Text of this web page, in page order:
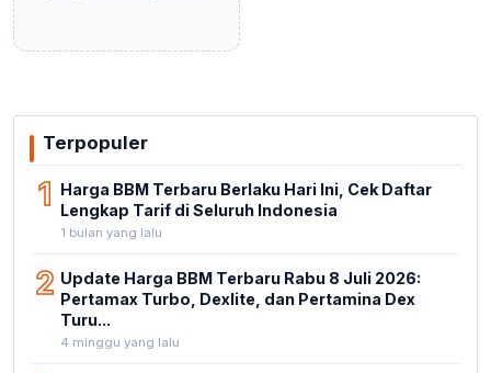
Terpopuler
1 Harga BBM Terbaru Berlaku Hari Ini, Cek Daftar
Lengkap Tarif di Seluruh Indonesia
1 bulan yang lalu
2 Update Harga BBM Terbaru Rabu 8 Juli 2026:
Pertamax Turbo, Dexlite, dan Pertamina Dex
Turu...
4 minggu yang lalu